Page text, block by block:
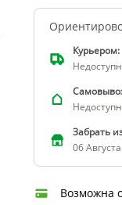
Курьером:
Забрать
06
Возможна